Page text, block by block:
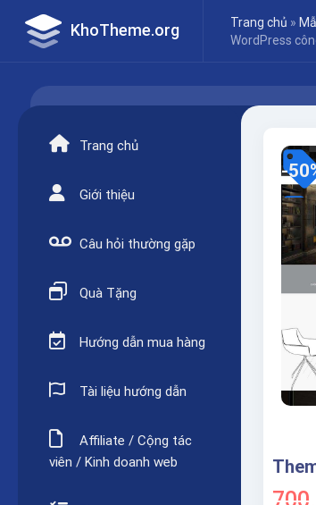
KhoTheme.org Trang chủ »
WordPress
Trang chủ
Giới thiệu
Câu hỏi thường gặp
Quà Tặng
Hướng dẫn mua hàng
Tài liệu hướng dẫn
Affiliate / Cộng tác
viên / Kinh doanh web
-